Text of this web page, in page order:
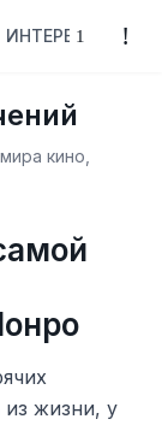
ИНТЕРЕСНОЕ
кино,
жизни, у